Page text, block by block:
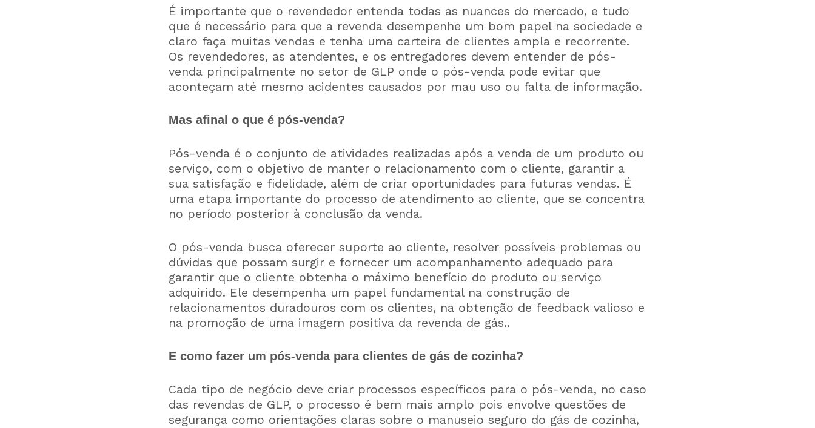
É importante que o revendedor entenda todas as nuances do mercado, e tudo
que é necessário para que a revenda desempenhe um bom papel na sociedade e
claro faça muitas vendas e tenha uma carteira de clientes ampla e recorrente.
Os revendedores, as atendentes, e os entregadores devem entender de pós-
venda principalmente no setor de GLP onde o pós-venda pode evitar que
aconteçam até mesmo acidentes causados por mau uso ou falta de informação.
Mas afinal o que é pós-venda?
Pós-venda é o conjunto de atividades realizadas após a venda de um produto ou
serviço, com o objetivo de manter o relacionamento com o cliente, garantir a
sua satisfação e fidelidade, além de criar oportunidades para futuras vendas. É
uma etapa importante do processo de atendimento ao cliente, que se concentra
no período posterior à conclusão da venda.
O pós-venda busca oferecer suporte ao cliente, resolver possíveis problemas ou
dúvidas que possam surgir e fornecer um acompanhamento adequado para
garantir que o cliente obtenha o máximo benefício do produto ou serviço
adquirido. Ele desempenha um papel fundamental na construção de
relacionamentos duradouros com os clientes, na obtenção de feedback valioso e
na promoção de uma imagem positiva da revenda de gás..
E como fazer um pós-venda para clientes de gás de cozinha?
Cada tipo de negócio deve criar processos específicos para o pós-venda, no caso
das revendas de GLP, o processo é bem mais amplo pois envolve questões de
segurança como orientações claras sobre o manuseio seguro do gás de cozinha,